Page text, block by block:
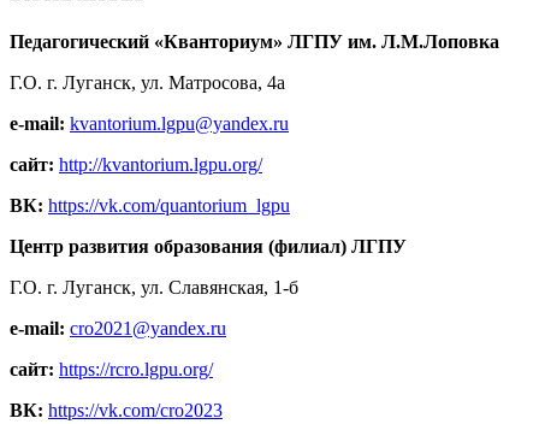
Педагогический «Кванториум» ЛГПУ им. Л.М.Лоповка
Г.О. г. Луганск, ул. Матросова, 4а
e-mail: kvantorium.lgpu@yandex.ru
сайт: http://kvantorium.lgpu.org/
ВК: https://vk.com/quantorium_lgpu
Центр развития образования (филиал) ЛГПУ
Г.О. г. Луганск, ул. Славянская, 1-б
e-mail: cro2021@yandex.ru
сайт: https://rcro.lgpu.org/
ВК: https://vk.com/cro2023